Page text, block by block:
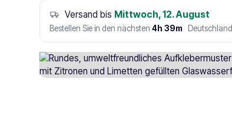
Versand bis Mittwoch, 12. August
Bestellen Sie in den nächsten4h 39m · Deutschland